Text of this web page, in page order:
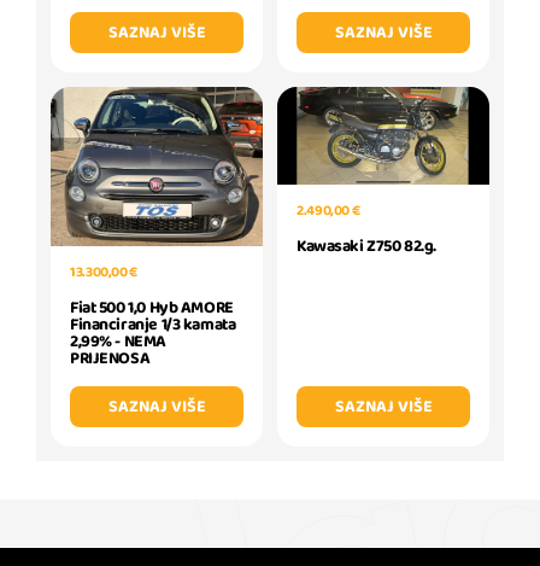
SAZNAJ VIŠE
SAZNAJ VIŠE
13.300,00 €
Fiat 500 1,0 Hyb AMORE
Financiranje 1/3 kamata
2,99% - NEMA
PRIJENOSA
SAZNAJ VIŠE
2.490,00 €
Kawasaki Z750 82.g.
SAZNAJ VIŠE